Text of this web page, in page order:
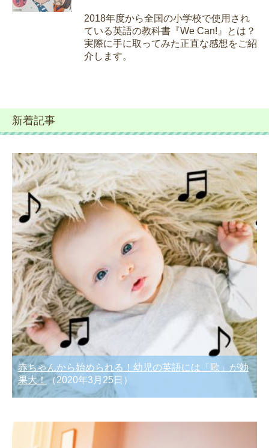
2018年度から全国の小学校で使用され
ている英語の教科書『We Can!』とは？
実際に手に取ってみた正直な感想をご紹
介します。
新着記事
赤ちゃんから始められる！幼児の英語には「歌」が効
果大！（2020年3月25日）